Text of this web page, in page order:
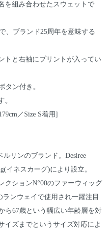
を組み合わせたスウェットで
、ブランド25周年を意味する
トと右袖にプリントが入ってい
タン付き。
。
／Size S着用]
ルリンのブランド。Desiree
イネスカーグ)により設立。
クションN°00のファーウィッグ
ンウェイで使用され一躍注目
ら67歳という幅広い年齢層を対
イズまでというサイズ対応によ